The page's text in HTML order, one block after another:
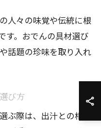
人々の味覚や伝統に根
す。おでんの具材選び
話題の珍味を取り入れ
び方
ぶ際は、出汁との相性